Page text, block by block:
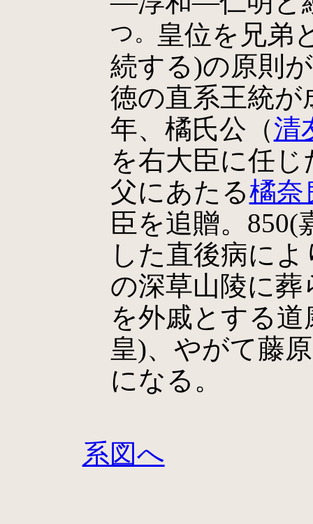
つ。 皇位を兄弟
続する)の原則
徳の直系王統が
年、橘氏公（清
を右大臣に任じ
父にあたる橘奈
臣を追贈。850(
した直後病に
の深草山陵に
を外戚とする
皇)、やがて藤
になる。
系図へ